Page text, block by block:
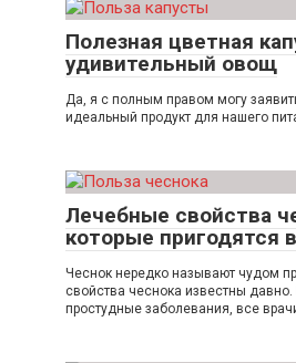
Полезная цветная
удивительный овощ
Да, я с полным правом могу
идеальный продукт для нашего
Лечебные свойства
которые пригодятся
Чеснок нередко называют чудом
свойства чеснока известны
простудные заболевания, все